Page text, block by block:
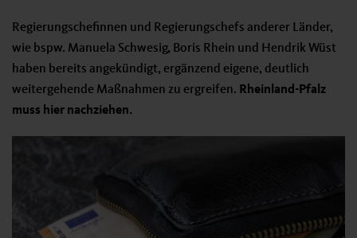
Regierungschefinnen und Regierungschefs anderer Länder,
wie bspw. Manuela Schwesig, Boris Rhein und Hendrik Wüst
haben bereits angekündigt, ergänzend eigene, deutlich
weitergehende Maßnahmen zu ergreifen. Rheinland-Pfalz
muss hier nachziehen.